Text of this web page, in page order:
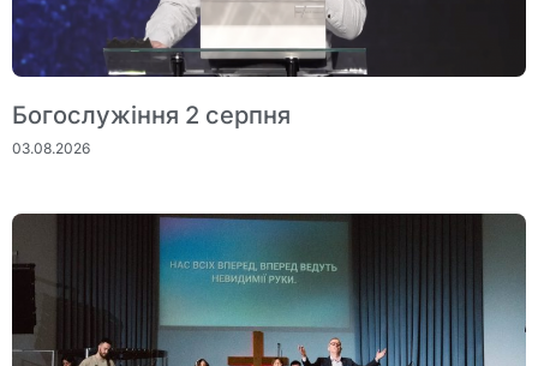
Богослужіння 2 серпня
03.08.2026